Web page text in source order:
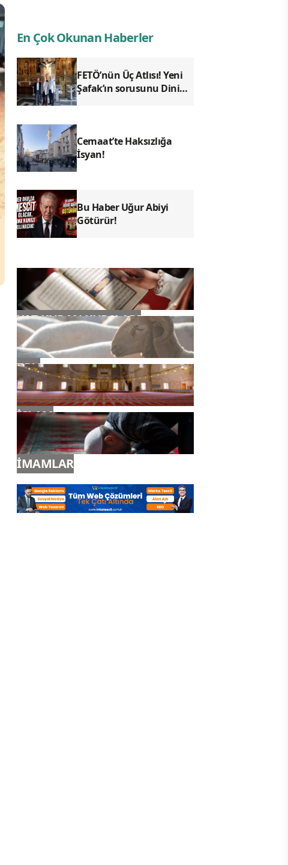
En Çok Okunan Haberler
FETÖ’nün Üç Atlısı! Yeni
Şafak’ın sorusunu Dini
Cemaat’te Haksızlığa
İsyan!
Bu Haber Uğur Abiyi
Götürür!
YAZ KURAN KURSLARI
TDV
İSLAM
İMAMLAR